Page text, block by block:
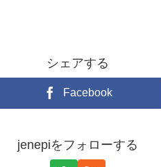
シェアする
Facebook
jenepiをフォローする